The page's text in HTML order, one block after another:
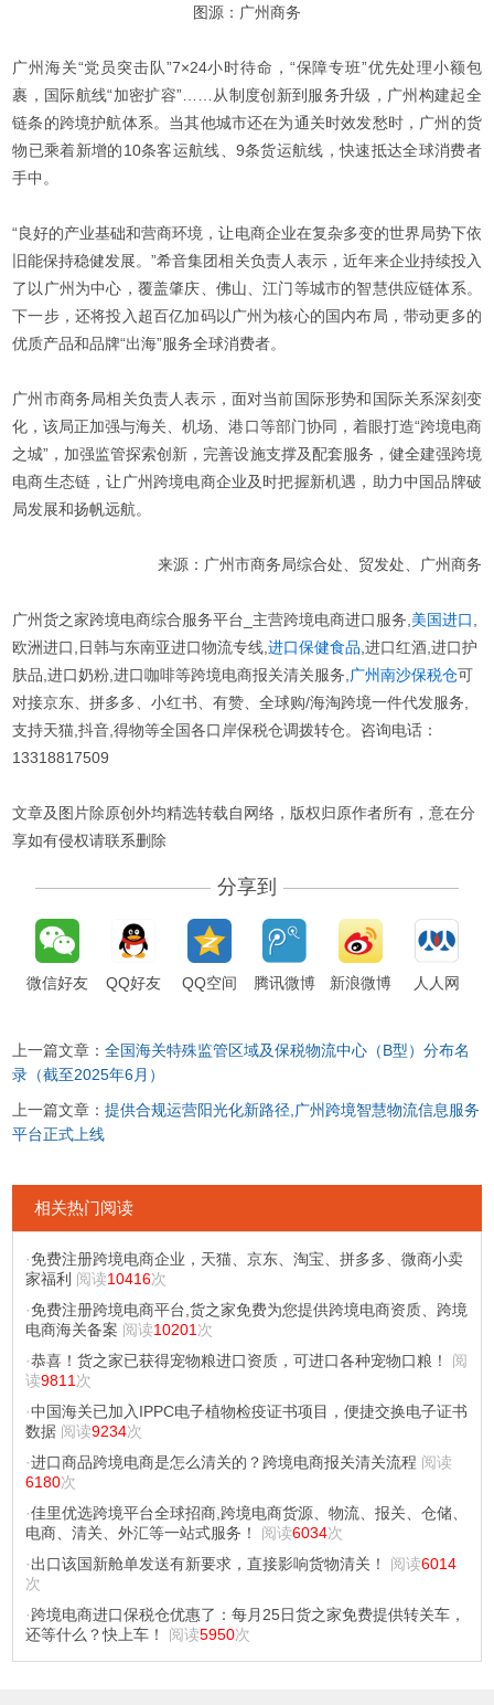
图源：广州商务
广州海关“党员突击队”7×24小时待命，“保障专班”优先处理小额包
裹，国际航线“加密扩容”……从制度创新到服务升级，广州构建起全
链条的跨境护航体系。当其他城市还在为通关时效发愁时，广州的货
物已乘着新增的10条客运航线、9条货运航线，快速抵达全球消费者
手中。
“良好的产业基础和营商环境，让电商企业在复杂多变的世界局势下依
旧能保持稳健发展。”希音集团相关负责人表示，近年来企业持续投入
了以广州为中心，覆盖肇庆、佛山、江门等城市的智慧供应链体系。
下一步，还将投入超百亿加码以广州为核心的国内布局，带动更多的
优质产品和品牌“出海”服务全球消费者。
广州市商务局相关负责人表示，面对当前国际形势和国际关系深刻变
化，该局正加强与海关、机场、港口等部门协同，着眼打造“跨境电商
之城”，加强监管探索创新，完善设施支撑及配套服务，健全建强跨境
电商生态链，让广州跨境电商企业及时把握新机遇，助力中国品牌破
局发展和扬帆远航。
来源：广州市商务局综合处、贸发处、广州商务
广州货之家跨境电商综合服务平台_主营跨境电商进口服务, 美国进口
欧洲进口,日韩与东南亚进口物流专线,进口保健食品 ,进口红酒,进口护
肤品,进口奶粉,进口咖啡等跨境电商报关清关服务, 广州南沙保税仓可
对接京东、拼多多、小红书、有赞、全球购/海淘跨境一件代发服务,
支持天猫,抖音,得物等全国各口岸保税仓调拨转仓。咨询电话：
13318817509
文章及图片除原创外均精选转载自网络，版权归原作者所有，意在分
享如有侵权请联系删除
分享到
微信好友 QQ好友 QQ空间 腾讯微博 新浪微博 人人网
上一篇文章：全国海关特殊监管区域及保税物流中心（B型）分布名
录（截至2025年6月）
上一篇文章：提供合规运营阳光化新路径,广州跨境智慧物流信息服务
平台正式上线
相关热门阅读
·免费注册跨境电商企业，天猫、京东、淘宝、拼多多、微商小卖
家福利 阅读10416次
·免费注册跨境电商平台,货之家免费为您提供跨境电商资质、跨境
电商海关备案 阅读10201 次
·恭喜！货之家已获得宠物粮进口资质，可进口各种宠物口粮！
阅
读9811 次
·中国海关已加入IPPC电子植物检疫证书项目，便捷交换电子证书
数据阅读9234次
·进口商品跨境电商是怎么清关的？跨境电商报关清关流程 阅读
6180次
·佳里优选跨境平台全球招商,跨境电商货源、物流、报关、仓储、
电商、清关、外汇等一站式服务！
阅读6034次
·出口该国新舱单发送有新要求，直接影响货物清关！ 阅读6014
次
·跨境电商进口保税仓优惠了：每月25日货之家免费提供转关车，
还等什么？快上车！
阅读5950次